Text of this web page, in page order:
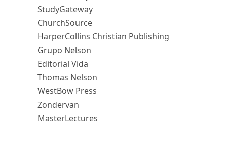
StudyGateway
ChurchSource
HarperCollins Christian Publishing
Grupo Nelson
Editorial Vida
Thomas Nelson
WestBow Press
Zondervan
MasterLectures